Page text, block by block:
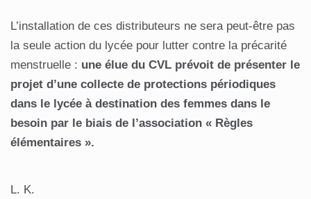
L’installation de ces distributeurs ne sera peut-être pas
la seule action du lycée pour lutter contre la précarité
menstruelle : une élue du CVL prévoit de présenter le
projet d’une collecte de protections périodiques
dans le lycée à destination des femmes dans le
besoin par le biais de l’association « Règles
élémentaires ».
L. K.